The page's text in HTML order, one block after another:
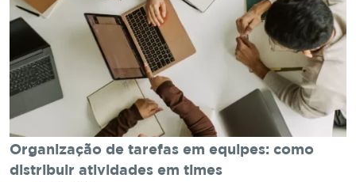
Organização de tarefas em equipes: como
distribuir atividades em times